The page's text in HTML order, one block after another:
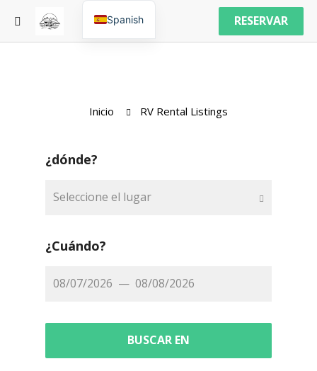
RESERVAR
Inicio RV Rental Listings
¿dónde?
Seleccione el lugar
¿Cuándo?
BUSCAR EN
Spanish